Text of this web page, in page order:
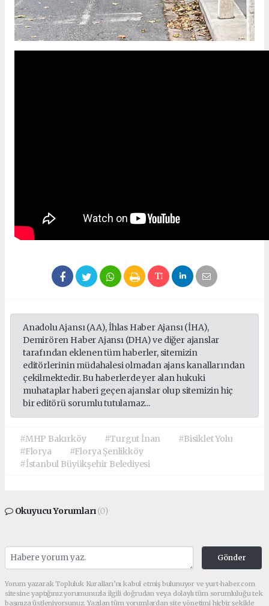
Anadolu Ajansı (AA), İhlas Haber Ajansı (İHA),
Demirören Haber Ajansı (DHA) ve diğer ajanslar
tarafından eklenen tüm haberler, sitemizin
editörlerinin müdahalesi olmadan ajans kanallarından
çekilmektedir. Bu haberlerde yer alan hukuki
muhataplar haberi geçen ajanslar olup sitemizin hiç
bir editörü sorumlu tutulamaz...
#MHP Bakırköy #Turgut İnan
#Bisiklet Yolu
#Florya
#Florya Şenlikköy
#İstanbul Büyükşehir Belediyesi
Okuyucu Yorumları(0)
Gönder
Yorum yazarak Topluluk Kuralları’nı kabul etmiş bulunuyor ve yurt-haber.com
sitesine yaptığınız yorumunuzla ilgili doğrudan veya dolaylı tüm sorumluluğu tek
başınıza üstleniyorsunuz. Yazılan tüm yorumlardan site yönetimi hiçbir şekilde